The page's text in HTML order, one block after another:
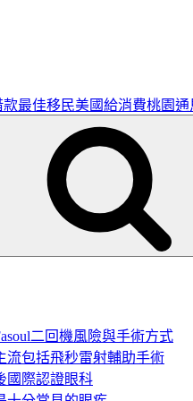
最佳移民美國給消費桃園通
二回機風險與手術方式
流包括飛秒雷射輔助手術
國際認證眼科